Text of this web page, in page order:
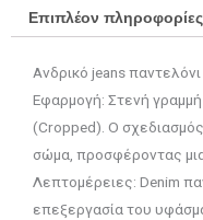
Επιπλέον πληροφορίες
Ανδρικό jeans
Εφαρμογή: Στενή
(Cropped). Ο
σώμα, προσφέροντας
Λεπτομέρειες: Denim
επεξεργασία του